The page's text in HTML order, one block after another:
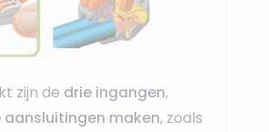
zijn de drie ingangen,
maken, zoals